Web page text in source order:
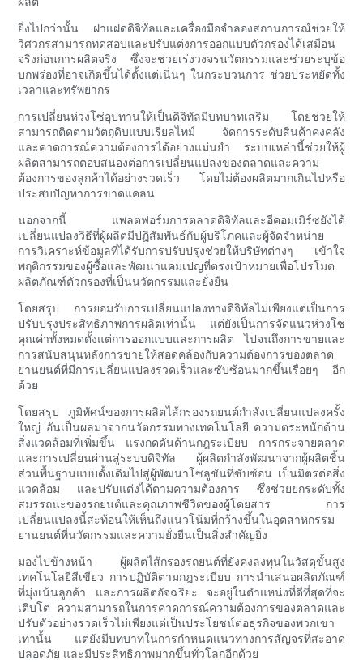
ยิ่งไปกว่านั้น ฝาแฝดดิจิทัลและเครื่องมือจำลองสถานการณ์ช่วยให้
วิศวกรสามารถทดสอบและปรับแต่งการออกแบบตัวกรองได้เสมือน
จริงก่อนการผลิตจริง ซึ่งจะช่วยเร่งวงจรนวัตกรรมและช่วยระบุข้อ
บกพร่องที่อาจเกิดขึ้นได้ตั้งแต่เนิ่นๆ ในกระบวนการ ช่วยประหยัดทั้ง
เวลาและทรัพยากร
การเปลี่ยนห่วงโซ่อุปทานให้เป็นดิจิทัลมีบทบาทเสริม โดยช่วยให้
สามารถติดตามวัตถุดิบแบบเรียลไทม์ จัดการระดับสินค้าคงคลัง
และคาดการณ์ความต้องการได้อย่างแม่นยำ ระบบเหล่านี้ช่วยให้ผู้
ผลิตสามารถตอบสนองต่อการเปลี่ยนแปลงของตลาดและความ
ต้องการของลูกค้าได้อย่างรวดเร็ว โดยไม่ต้องผลิตมากเกินไปหรือ
ประสบปัญหาการขาดแคลน
นอกจากนี้ แพลตฟอร์มการตลาดดิจิทัลและอีคอมเมิร์ซยังได้
เปลี่ยนแปลงวิธีที่ผู้ผลิตมีปฏิสัมพันธ์กับผู้บริโภคและผู้จัดจำหน่าย
การวิเคราะห์ข้อมูลที่ได้รับการปรับปรุงช่วยให้บริษัทต่างๆ เข้าใจ
พฤติกรรมของผู้ซื้อและพัฒนาแคมเปญที่ตรงเป้าหมายเพื่อโปรโมต
ผลิตภัณฑ์ตัวกรองที่เป็นนวัตกรรมและยั่งยืน
โดยสรุป การยอมรับการเปลี่ยนแปลงทางดิจิทัลไม่เพียงแต่เป็นการ
ปรับปรุงประสิทธิภาพการผลิตเท่านั้น แต่ยังเป็นการจัดแนวห่วงโซ่
คุณค่าทั้งหมดตั้งแต่การออกแบบและการผลิต ไปจนถึงการขายและ
การสนับสนุนหลังการขายให้สอดคล้องกับความต้องการของตลาด
ยานยนต์ที่มีการเปลี่ยนแปลงรวดเร็วและซับซ้อนมากขึ้นเรื่อยๆ อีก
ด้วย
โดยสรุป ภูมิทัศน์ของการผลิตไส้กรองรถยนต์กำลังเปลี่ยนแปลงครั้ง
ใหญ่ อันเป็นผลมาจากนวัตกรรมทางเทคโนโลยี ความตระหนักด้าน
สิ่งแวดล้อมที่เพิ่มขึ้น แรงกดดันด้านกฎระเบียบ การกระจายตลาด
และการเปลี่ยนผ่านสู่ระบบดิจิทัล ผู้ผลิตกำลังพัฒนาจากผู้ผลิตชิ้น
ส่วนพื้นฐานแบบดั้งเดิมไปสู่ผู้พัฒนาโซลูชันที่ซับซ้อน เป็นมิตรต่อสิ่ง
แวดล้อม และปรับแต่งได้ตามความต้องการ ซึ่งช่วยยกระดับทั้ง
สมรรถนะของรถยนต์และคุณภาพชีวิตของผู้โดยสาร การ
เปลี่ยนแปลงนี้สะท้อนให้เห็นถึงแนวโน้มที่กว้างขึ้นในอุตสาหกรรม
ยานยนต์ที่นวัตกรรมและความยั่งยืนเป็นสิ่งสำคัญยิ่ง
มองไปข้างหน้า ผู้ผลิตไส้กรองรถยนต์ที่ยังคงลงทุนในวัสดุขั้นสูง
เทคโนโลยีสีเขียว การปฏิบัติตามกฎระเบียบ การนำเสนอผลิตภัณฑ์
ที่มุ่งเน้นลูกค้า และการผลิตอัจฉริยะ จะอยู่ในตำแหน่งที่ดีที่สุดที่จะ
เติบโต ความสามารถในการคาดการณ์ความต้องการของตลาดและ
ปรับตัวอย่างรวดเร็วไม่เพียงแต่เป็นประโยชน์ต่อธุรกิจของพวกเขา
เท่านั้น แต่ยังมีบทบาทในการกำหนดแนวทางการสัญจรที่สะอาด
ปลอดภัย และมีประสิทธิภาพมากขึ้นทั่วโลกอีกด้วย